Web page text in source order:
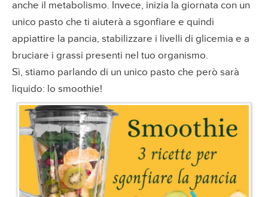
anche il metabolismo. Invece, inizia la giornata con un
unico pasto che ti aiuterà a sgonfiare e quindi
appiattire la pancia, stabilizzare i livelli di glicemia e a
bruciare i grassi presenti nel tuo organismo.
Sì, stiamo parlando di un unico pasto che però sarà
liquido: lo smoothie!